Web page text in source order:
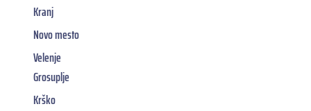
Kranj
Novo mesto
Velenje
Grosuplje
Krško